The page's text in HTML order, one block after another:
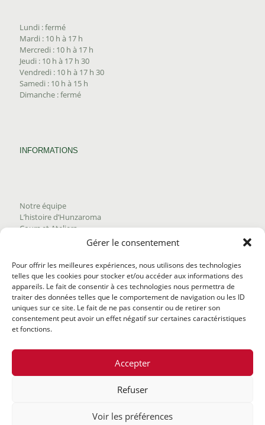
Gérer le consentement
Pour offrir les meilleures expériences, nous utilisons des technologies
telles que les cookies pour stocker et/ou accéder aux informations des
appareils. Le fait de consentir à ces technologies nous permettra de
traiter des données telles que le comportement de navigation ou les ID
uniques sur ce site. Le fait de ne pas consentir ou de retirer son
consentement peut avoir un effet négatif sur certaines caractéristiques
et fonctions.
Accepter
Refuser
Voir les préférences
Lundi : fermé
Mardi : 10 h à 17 h
Mercredi : 10 h à 17 h
Jeudi : 10 h à 17 h 30
Vendredi : 10 h à 17 h 30
Samedi : 10 h à 15 h
Dimanche : fermé
INFORMATIONS
Notre équipe
L’histoire d’Hunzaroma
Cours et Ateliers
Trouver nos produits
Politique de frais d'envoi
Termes et conditions
Politique de remboursement
web